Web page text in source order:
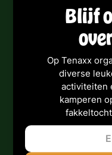
Blijf
Op Tenaxx
diverse
activiteiten
kamperen